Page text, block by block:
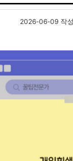
2026-06-09 작